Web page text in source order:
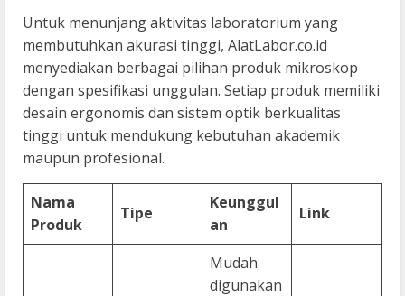
Untuk menunjang aktivitas laboratorium yang
membutuhkan akurasi tinggi, AlatLabor.co.id
menyediakan berbagai pilihan produk mikroskop
dengan spesifikasi unggulan. Setiap produk memiliki
desain ergonomis dan sistem optik berkualitas
tinggi untuk mendukung kebutuhan akademik
maupun profesional.
Nama
Produk
Tipe
Keunggul
an
Link
Mudah
digunakan